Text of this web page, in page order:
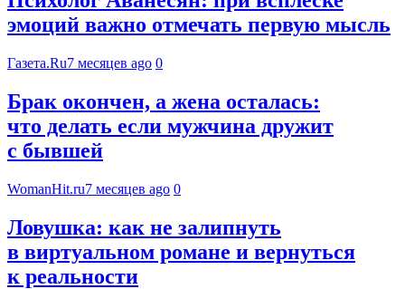
эмоций важно отмечать первую мысль
Газета.Ru7 месяцев ago 0
Брак окончен, а жена осталась:
что делать если мужчина дружит
с бывшей
WomanHit.ru7 месяцев ago 0
Ловушка: как не залипнуть
в виртуальном романе и вернуться
к реальности